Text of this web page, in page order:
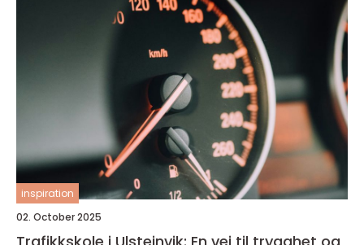
inspiration
02. October 2025